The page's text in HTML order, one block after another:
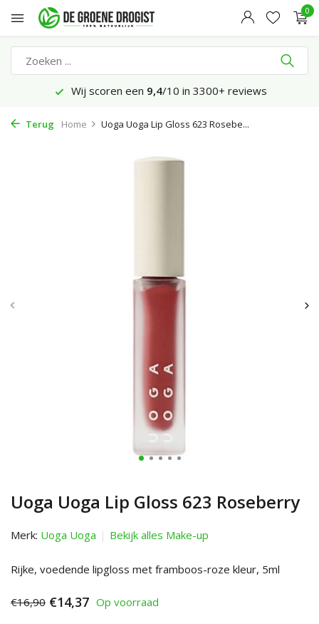
0
Wij scoren een 9,4/10 in 3300+ reviews
Terug Home Uoga Uoga Lip Gloss 623 Rosebe...
Uoga Uoga Lip Gloss 623 Roseberry
Merk: Uoga Uoga Bekijk alles Make-up
Rijke, voedende lipgloss met framboos-roze kleur, 5ml
€16,90 €14,37 Op voorraad